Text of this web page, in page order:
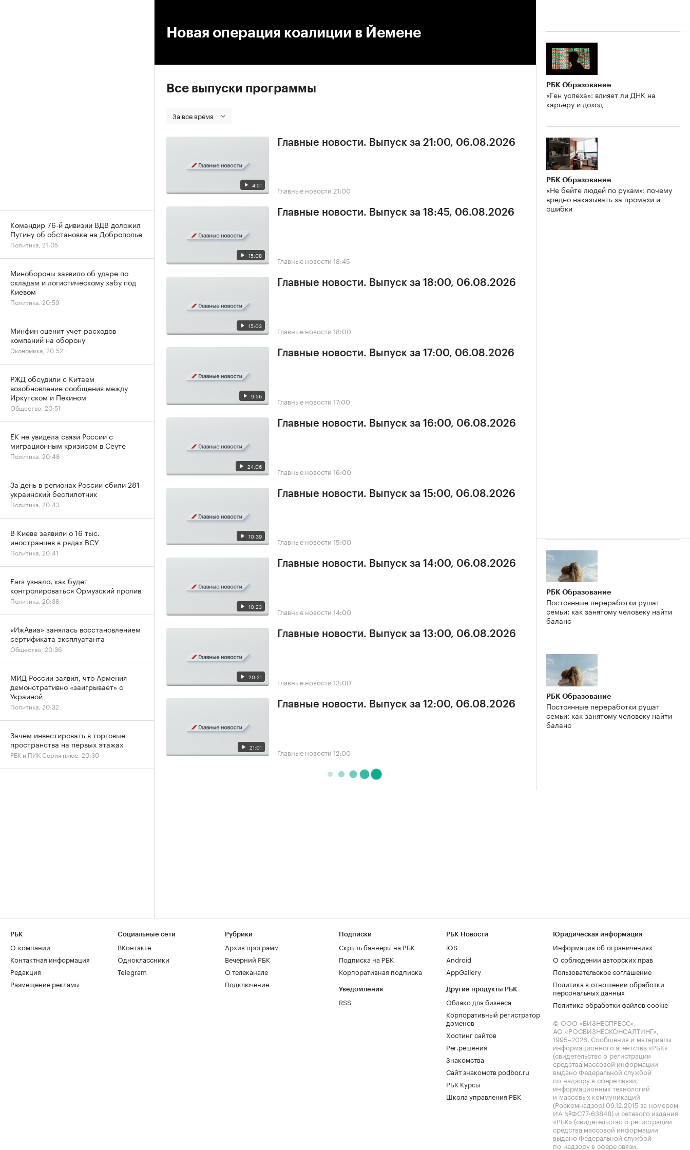
Новая операция коалиции в Йемене
Все выпуски программы
За все время
4:51
Главные новости. Выпуск за 21:00, 06.08.2026
Главные новости 21:00
15:08
Главные новости. Выпуск за 18:45, 06.08.2026
Главные новости 18:45
15:03
Главные новости. Выпуск за 18:00, 06.08.2026
Главные новости 18:00
9:56
Главные новости. Выпуск за 17:00, 06.08.2026
Главные новости 17:00
24:06
Главные новости. Выпуск за 16:00, 06.08.2026
Главные новости 16:00
10:39
Главные новости. Выпуск за 15:00, 06.08.2026
Главные новости 15:00
10:23
Главные новости. Выпуск за 14:00, 06.08.2026
Главные новости 14:00
20:21
Главные новости. Выпуск за 13:00, 06.08.2026
Главные новости 13:00
21:01
Главные новости. Выпуск за 12:00, 06.08.2026
Главные новости 12:00
РБК Образование
«Ген успеха»: влияет ли ДНК на
карьеру и доход
РБК Образование
«Не бейте людей по рукам»: почему
вредно наказывать за промахи и
ошибки
РБК Образование
Постоянные переработки рушат
семьи: как занятому человеку найти
баланс
РБК Образование
Постоянные переработки рушат
семьи: как занятому человеку найти
баланс
Командир 76-й дивизии ВДВ доложил
Путину об обстановке на Доброполье
Политика, 21:05
Минобороны заявило об ударе по
складам и логистическому хабу под
Киевом
Политика, 20:59
Минфин оценит учет расходов
компаний на оборону
Экономика, 20:52
РЖД обсудили с Китаем
возобновление сообщения между
Иркутском и Пекином
Общество, 20:51
ЕК не увидела связи России с
миграционным кризисом в Сеуте
Политика, 20:48
За день в регионах России сбили 281
украинский беспилотник
Политика, 20:43
В Киеве заявили о 16 тыс.
иностранцев в рядах ВСУ
Политика, 20:41
Fars узнало, как будет
контролироваться Ормузский пролив
Политика, 20:38
«ИжАвиа» занялась восстановлением
сертификата эксплуатанта
Общество, 20:36
МИД России заявил, что Армения
демонстративно «заигрывает» с
Украиной
Политика, 20:32
Зачем инвестировать в торговые
пространства на первых этажах
РБК и ПИК Серия плюс, 20:30
РБК
О компании
Контактная информация
Редакция
Размещение рекламы
Социальные сети
ВКонтакте
Одноклассники
Telegram
Рубрики
Архив программ
Вечерний РБК
О телеканале
Подключение
Подписки
Скрыть баннеры на РБК
Подписка на РБК
Корпоративная подписка
Уведомления
RSS
РБК Новости
iOS
Android
AppGallery
Другие продукты РБК
Облако для бизнеса
Корпоративный регистратор
доменов
Хостинг сайтов
Рег.решения
Знакомства
Сайт знакомств podbor.ru
РБК Курсы
Школа управления РБК
Юридическая информация
Информация об ограничениях
О соблюдении авторских прав
Пользовательское соглашение
Политика в отношении обработки
персональных данных
Политика обработки файлов cookie
© ООО «БИЗНЕСПРЕСС»,
АО «РОСБИЗНЕСКОНСАЛТИНГ»,
1995–2026. Сообщения и материалы
информационного агентства «РБК»
(свидетельство о регистрации
средства массовой информации
выдано Федеральной службой
по надзору в сфере связи,
информационных технологий
и массовых коммуникаций
(Роскомнадзор) 09.12.2015 за номером
ИА №ФС77-63848) и сетевого издания
«РБК» (свидетельство о регистрации
средства массовой информации
выдано Федеральной службой
по надзору в сфере связи,